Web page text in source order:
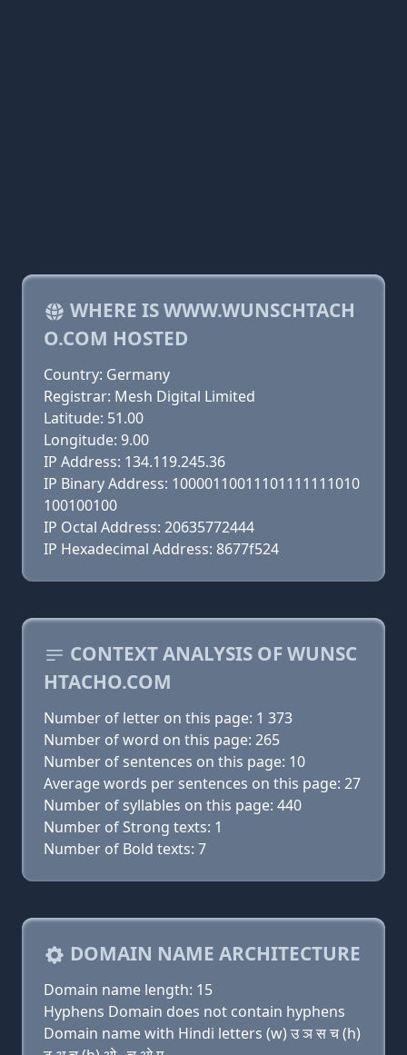
WHERE IS WWW.WUNSCHTACH
O.COM HOSTED
Country: Germany
Registrar: Mesh Digital Limited
Latitude: 51.00
Longitude: 9.00
IP Address: 134.119.245.36
IP Binary Address: 10000110011101111111010
100100100
IP Octal Address: 20635772444
IP Hexadecimal Address: 8677f524
CONTEXT ANALYSIS OF WUNSC
HTACHO.COM
Number of letter on this page: 1 373
Number of word on this page: 265
Number of sentences on this page: 10
Average words per sentences on this page: 27
Number of syllables on this page: 440
Number of Strong texts: 1
Number of Bold texts: 7
DOMAIN NAME ARCHITECTURE
Domain name length: 15
Hyphens Domain does not contain hyphens
Domain name with Hindi letters (w) उ ञ स च (h)